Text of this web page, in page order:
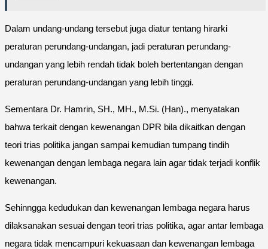
Dalam undang-undang tersebut juga diatur tentang hirarki
peraturan perundang-undangan, jadi peraturan perundang-
undangan yang lebih rendah tidak boleh bertentangan dengan
peraturan perundang-undangan yang lebih tinggi.
Sementara Dr. Hamrin, SH., MH., M.Si. (Han)., menyatakan
bahwa terkait dengan kewenangan DPR bila dikaitkan dengan
teori trias politika jangan sampai kemudian tumpang tindih
kewenangan dengan lembaga negara lain agar tidak terjadi konflik
kewenangan.
Sehinngga kedudukan dan kewenangan lembaga negara harus
dilaksanakan sesuai dengan teori trias politika, agar antar lembaga
negara tidak mencampuri kekuasaan dan kewenangan lembaga